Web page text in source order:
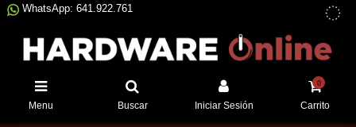
WhatsApp: 641.922.761
Menu Buscar Iniciar Sesión
0
Carrito